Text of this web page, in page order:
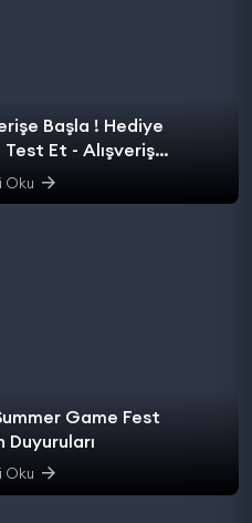
Başla ! Hediye
Et - Alışverişe
Oku
Game Fest
Duyuruları
Oku